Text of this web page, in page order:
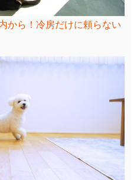
から！冷房だけに頼らない